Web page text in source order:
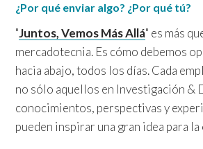
¿Por qué enviar algo? ¿Por qué tú?
"Juntos, Vemos Más Allá" es más
mercadotecnia. Es cómo debemos
hacia abajo, todos los días. Cada
no sólo aquellos en Investigación &
conocimientos, perspectivas y
pueden inspirar una gran idea para